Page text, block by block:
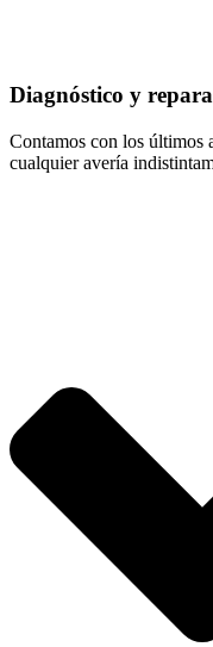
Diagnóstico y
Contamos con los últimos
cualquier avería